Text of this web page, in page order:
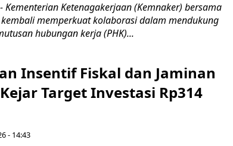
Kementerian Ketenagakerjaan (Kemnaker) bersama
kembali memperkuat kolaborasi dalam mendukung
hubungan kerja (PHK)...
Insentif Fiskal dan Jaminan
Target Investasi Rp314
- 14:43